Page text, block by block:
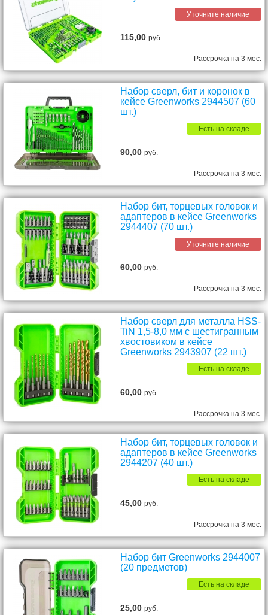
Уточните наличие
115,00руб.
Рассрочка на 3 мес.
Набор сверл, бит и коронок в
кейсе Greenworks 2944507 (60
шт.)
Есть на складе
90,00руб.
Рассрочка на 3 мес.
Набор бит, торцевых головок и
адаптеров в кейсе Greenworks
2944407 (70 шт.)
Уточните наличие
60,00руб.
Рассрочка на 3 мес.
Набор сверл для металла HSS-
TiN 1,5-8,0 мм с шестигранным
хвостовиком в кейсе
Greenworks 2943907 (22 шт.)
Есть на складе
60,00руб.
Рассрочка на 3 мес.
Набор бит, торцевых головок и
адаптеров в кейсе Greenworks
2944207 (40 шт.)
Есть на складе
45,00руб.
Рассрочка на 3 мес.
Набор бит Greenworks 2944007
(20 предметов)
Есть на складе
25,00руб.